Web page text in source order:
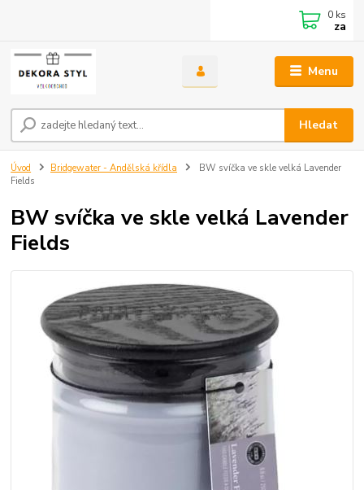
Menu
Hledat
0 ks
za
Úvod Bridgewater - Andělská křídla
BW svíčka ve skle velká Lavender
Fields
BW svíčka ve skle velká Lavender
Fields